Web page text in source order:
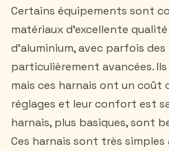
Certains équipements sont
matériaux d'excellente
d'aluminium, avec parfois
particulièrement avancées.
mais ces harnais ont un coût
réglages et leur confort est
harnais, plus basiques, sont
Ces harnais sont très simples